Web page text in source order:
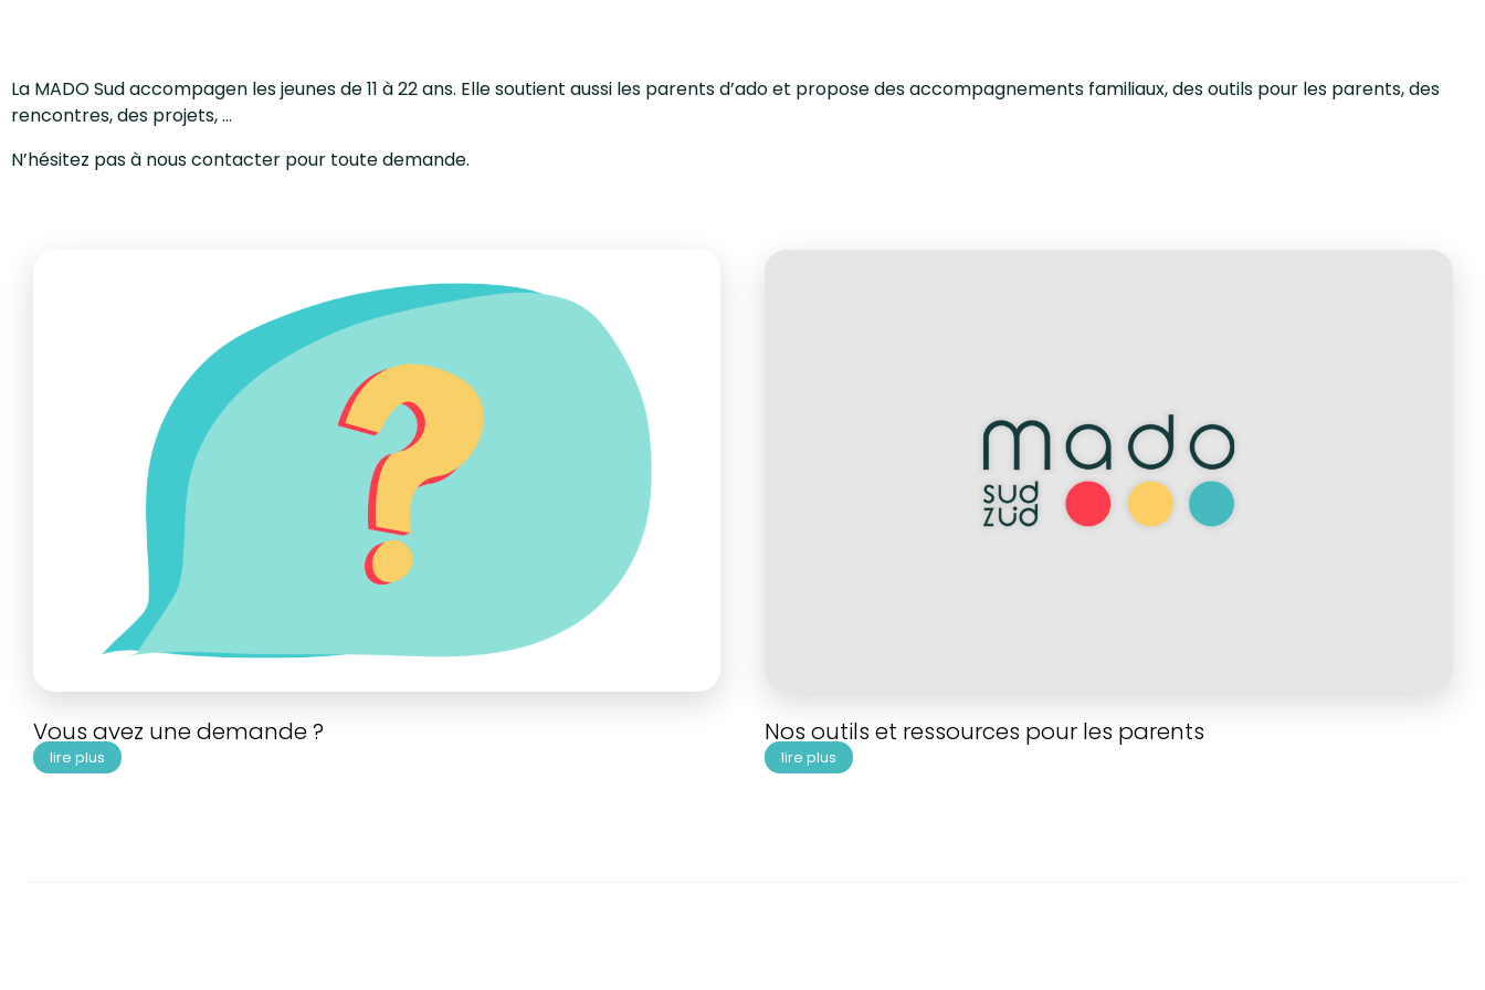
La MADO Sud accompagen les jeunes de 11 à 22 ans. Elle soutient aussi les parents d’ado et propose des accompagnements familiaux, des outils pour les parents, des
rencontres, des projets, ...
N’hésitez pas à nous contacter pour toute demande.
Vous avez une demande ?
lire plus
Nos outils et ressources pour les parents
lire plus